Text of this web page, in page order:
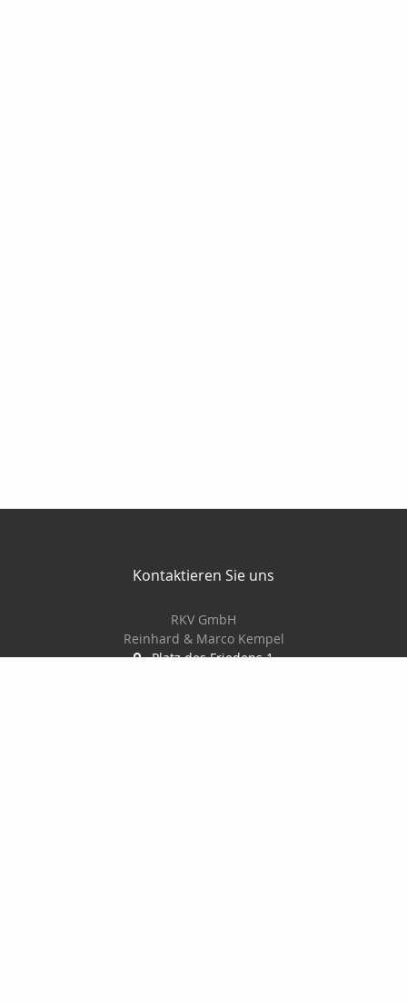
Kontaktieren Sie uns
RKV GmbH
Reinhard & Marco Kempel
Platz des Friedens 1